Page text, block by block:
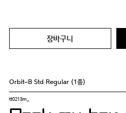
장바구니
Orbit-B Std Regular (1종)
tt0213m_